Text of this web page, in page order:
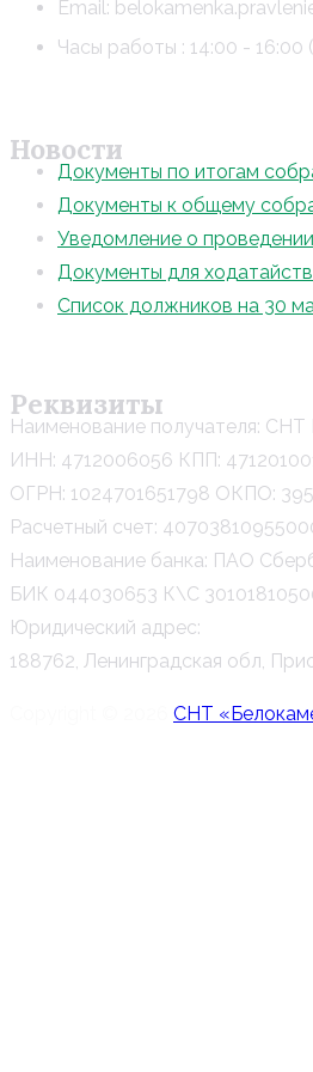
Email:
Часы работы : 14:00 - 16:00
Новости
Документы по итогам
Документы к общему
Уведомление о
Документы для
Список должников на 30
Реквизиты
Наименование получателя: СНТ
ИНН: 4712006056 КПП:
ОГРН: 1024701651798 ОКПО:
Расчетный счет:
Наименование банка: ПАО
БИК 044030653 К\С
Юридический адрес:
188762, Ленинградская обл,
СНТ